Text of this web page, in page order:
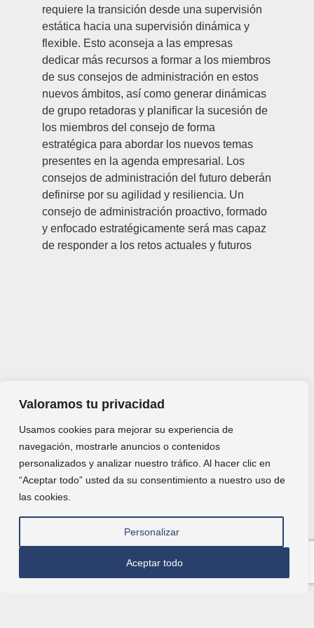
Valoramos tu privacidad
Usamos cookies para mejorar su experiencia de
navegación, mostrarle anuncios o contenidos
personalizados y analizar nuestro tráfico. Al hacer clic en
“Aceptar todo” usted da su consentimiento a nuestro uso de
las cookies.
Personalizar
Aceptar todo
requiere la transición desde una supervisión
estática hacia una supervisión dinámica y
flexible. Esto aconseja a las empresas
dedicar más recursos a formar a los miembros
de sus consejos de administración en estos
nuevos ámbitos, así como generar dinámicas
de grupo retadoras y planificar la sucesión de
los miembros del consejo de forma
estratégica para abordar los nuevos temas
presentes en la agenda empresarial. Los
consejos de administración del futuro deberán
definirse por su agilidad y resiliencia. Un
consejo de administración proactivo, formado
y enfocado estratégicamente será mas capaz
de responder a los retos actuales y futuros